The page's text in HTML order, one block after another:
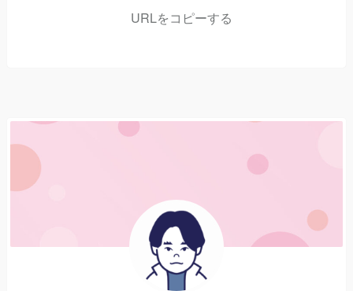
URLをコピーする